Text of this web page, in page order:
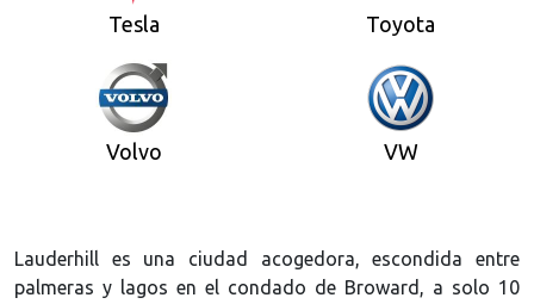
Tesla Toyota
Volvo VW
Lauderhill es una ciudad acogedora, escondida entre
palmeras y lagos en el condado de Broward, a solo 10